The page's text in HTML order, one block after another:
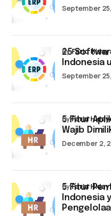
September
25
Indonesia
byFarid
September
5 Fitur
Wajib
byFarid
December 2,
5 Fitur
Indonesia
byFarid